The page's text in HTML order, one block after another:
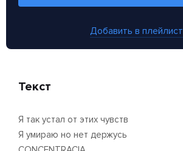
Добавить в плейлист
Текст
Я так устал от этих чувств
Я умираю но нет держусь